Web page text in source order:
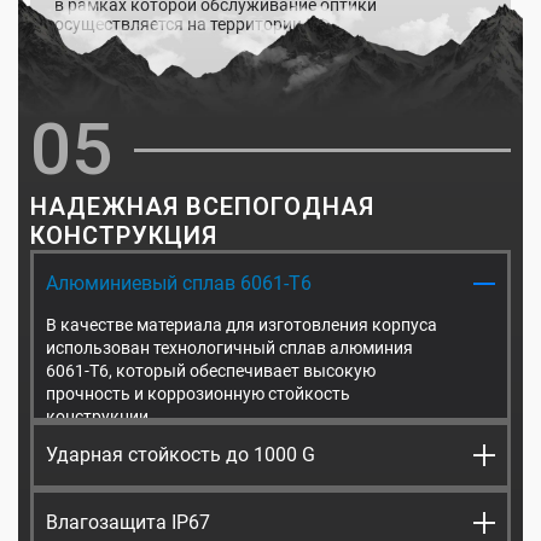
в рамках которой обслуживание оптики
осуществляется на территории РФ.
05
НАДЕЖНАЯ ВСЕПОГОДНАЯ
КОНСТРУКЦИЯ
Алюминиевый сплав 6061-Т6
В качестве материала для изготовления корпуса
использован технологичный сплав алюминия
6061-Т6, который обеспечивает высокую
прочность и коррозионную стойкость
конструкции.
Ударная стойкость до 1000 G
Высокая прочность корпуса предотвращает
повреждения оптики при ударах и вибрациях, что
Влагозащита IP67